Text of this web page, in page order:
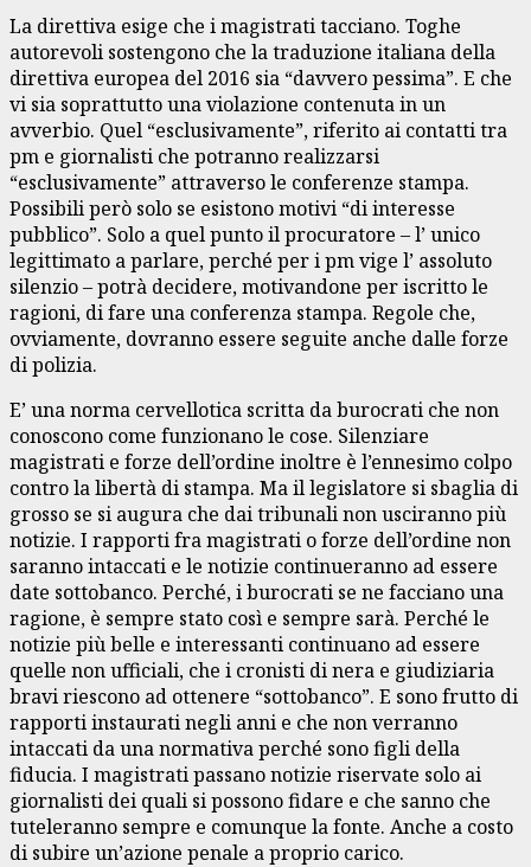
La direttiva esige che i magistrati tacciano. Toghe
autorevoli sostengono che la traduzione italiana della
direttiva europea del 2016 sia “davvero pessima”. E che
vi sia soprattutto una violazione contenuta in un
avverbio. Quel “esclusivamente”, riferito ai contatti tra
pm e giornalisti che potranno realizzarsi
“esclusivamente” attraverso le conferenze stampa.
Possibili però solo se esistono motivi “di interesse
pubblico”. Solo a quel punto il procuratore – l’ unico
legittimato a parlare, perché per i pm vige l’ assoluto
silenzio – potrà decidere, motivandone per iscritto le
ragioni, di fare una conferenza stampa. Regole che,
ovviamente, dovranno essere seguite anche dalle forze
di polizia.
E’ una norma cervellotica scritta da burocrati che non
conoscono come funzionano le cose. Silenziare
magistrati e forze dell’ordine inoltre è l’ennesimo colpo
contro la libertà di stampa. Ma il legislatore si sbaglia di
grosso se si augura che dai tribunali non usciranno più
notizie. I rapporti fra magistrati o forze dell’ordine non
saranno intaccati e le notizie continueranno ad essere
date sottobanco. Perché, i burocrati se ne facciano una
ragione, è sempre stato così e sempre sarà. Perché le
notizie più belle e interessanti continuano ad essere
quelle non ufficiali, che i cronisti di nera e giudiziaria
bravi riescono ad ottenere “sottobanco”. E sono frutto di
rapporti instaurati negli anni e che non verranno
intaccati da una normativa perché sono figli della
fiducia. I magistrati passano notizie riservate solo ai
giornalisti dei quali si possono fidare e che sanno che
tuteleranno sempre e comunque la fonte. Anche a costo
di subire un’azione penale a proprio carico.